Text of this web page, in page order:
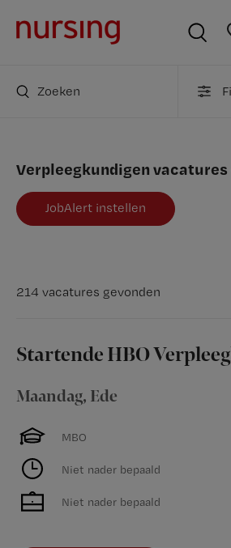
Zoeken
Verpleegkundigen vacatures
JobAlert instellen
214 vacatures gevonden
Startende HBO
Maandag, Ede
MBO
Niet nader bepaald
Niet nader bepaald